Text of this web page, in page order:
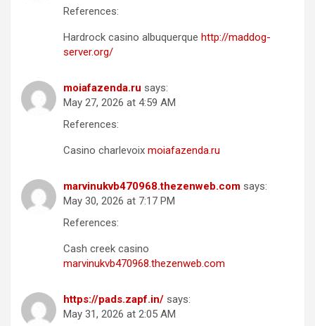
References:
Hardrock casino albuquerque http://maddog-
server.org/
moiafazenda.ru says:
May 27, 2026 at 4:59 AM
References:
Casino charlevoix moiafazenda.ru
marvinukvb470968.thezenweb.com says:
May 30, 2026 at 7:17 PM
References:
Cash creek casino
marvinukvb470968.thezenweb.com
https://pads.zapf.in/ says:
May 31, 2026 at 2:05 AM